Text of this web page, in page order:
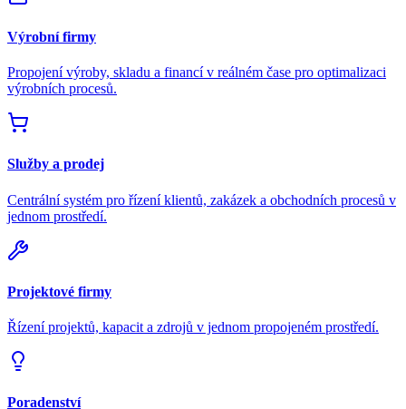
Výrobní firmy
Propojení výroby, skladu a financí v reálném čase pro optimalizaci
výrobních procesů.
Služby a prodej
Centrální systém pro řízení klientů, zakázek a obchodních procesů v
jednom prostředí.
Projektové firmy
Řízení projektů, kapacit a zdrojů v jednom propojeném prostředí.
Poradenství